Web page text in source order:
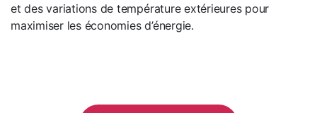
et des variations de température extérieures pour
maximiser les économies d’énergie.